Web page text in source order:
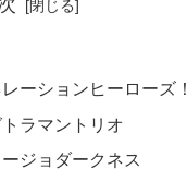
ーションヒーローズ！
ラマントリオ
ジョダークネス